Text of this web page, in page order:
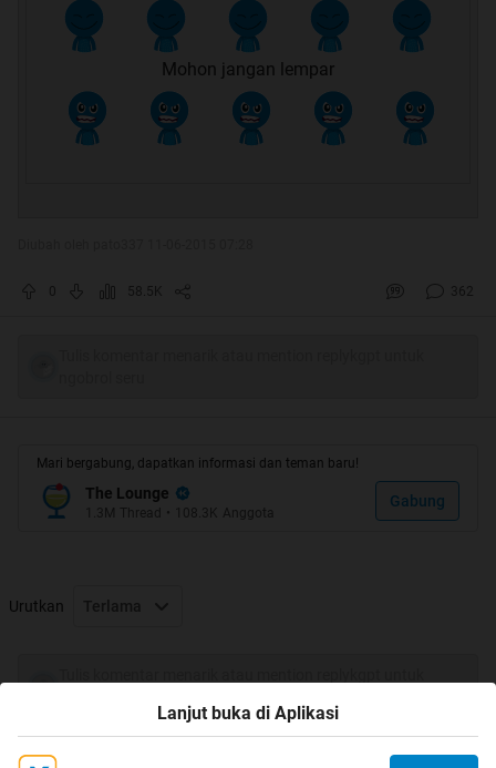
Mohon jangan lempar
0 58.5K 362
Mari bergabung, dapatkan informasi dan teman baru!
The Lounge
1.3M Thread • 108.3K Anggota
Gabung
Urutkan Terlama
Lanjut buka di Aplikasi